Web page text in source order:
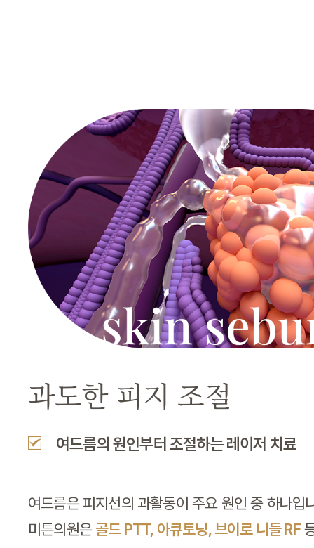
과도한 피지 조절
여드름의 원인부터 조절하는 레이저 치료
여드름은 피지선의 과활동이 주요 원인 중 하나입
미튼의원은골드 PTT, 아큐토닝, 브이로 니들 RF